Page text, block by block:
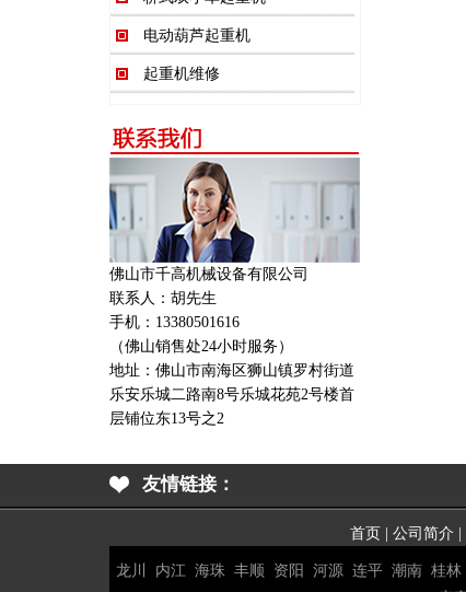
电动葫芦起重机
起重机维修
佛山市千高机械设备有限公司
联系人：胡先生
手机：13380501616
（佛山销售处24小时服务）
地址： 佛山市南海区狮山镇罗村街道
乐安乐城二路南8号乐城花苑2号楼首
层铺位东13号之2
友情链接：
首页 公司简介
龙川 内江 海珠 丰顺 资阳 河源 连平 潮南 桂林